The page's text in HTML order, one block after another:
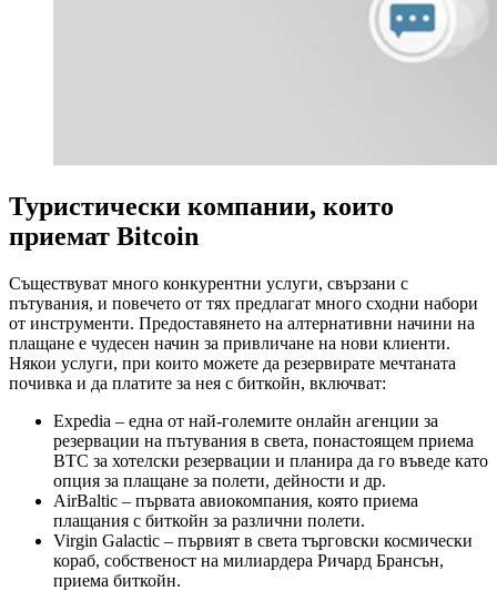
Туристически компании, които
приемат Bitcoin
Съществуват много конкурентни услуги, свързани с
пътувания, и повечето от тях предлагат много сходни набори
от инструменти. Предоставянето на алтернативни начини на
плащане е чудесен начин за привличане на нови клиенти.
Някои услуги, при които можете да резервирате мечтаната
почивка и да платите за нея с биткойн, включват:
Expedia – една от най-големите онлайн агенции за
резервации на пътувания в света, понастоящем приема
BTC за хотелски резервации и планира да го въведе като
опция за плащане за полети, дейности и др.
AirBaltic – първата авиокомпания, която приема
плащания с биткойн за различни полети.
Virgin Galactic – първият в света търговски космически
кораб, собственост на милиардера Ричард Брансън,
приема биткойн.